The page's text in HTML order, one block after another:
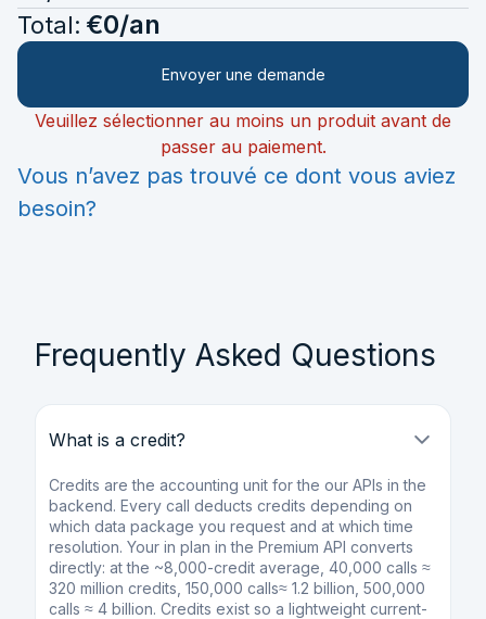
Total: €0/an
Envoyer une demande
Veuillez sélectionner au moins un produit avant de
passer au paiement.
Vous n’avez pas trouvé ce dont vous aviez
besoin?
Frequently Asked Questions
What is a credit?
Credits are the accounting unit for the our APIs in the
backend. Every call deducts credits depending on
which data package you request and at which time
resolution. Your in plan in the Premium API converts
directly: at the ~8,000-credit average, 40,000 calls ≈
320 million credits, 150,000 calls≈ 1.2 billion, 500,000
calls ≈ 4 billion. Credits exist so a lightweight current-